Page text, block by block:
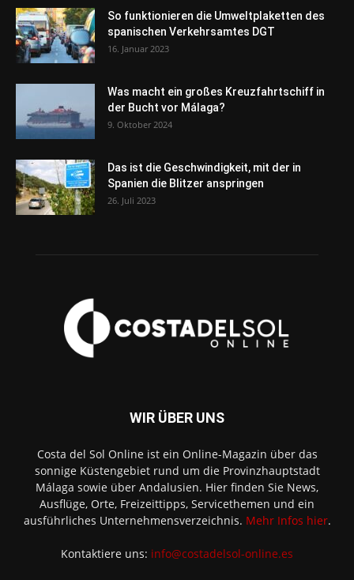
So funktionieren die Umweltplaketten des
spanischen Verkehrsamtes DGT
16. Januar 2023
Was macht ein großes Kreuzfahrtschiff in
der Bucht vor Málaga?
9. Oktober 2024
Das ist die Geschwindigkeit, mit der in
Spanien die Blitzer anspringen
26. Juli 2023
WIR ÜBER UNS
Costa del Sol Online ist ein Online-Magazin über das
sonnige Küstengebiet rund um die Provinzhauptstadt
Málaga sowie über Andalusien. Hier finden Sie News,
Ausflüge, Orte, Freizeittipps, Servicethemen und ein
ausführliches Unternehmensverzeichnis. Mehr Infos hier.
Kontaktiere uns: info@costadelsol-online.es